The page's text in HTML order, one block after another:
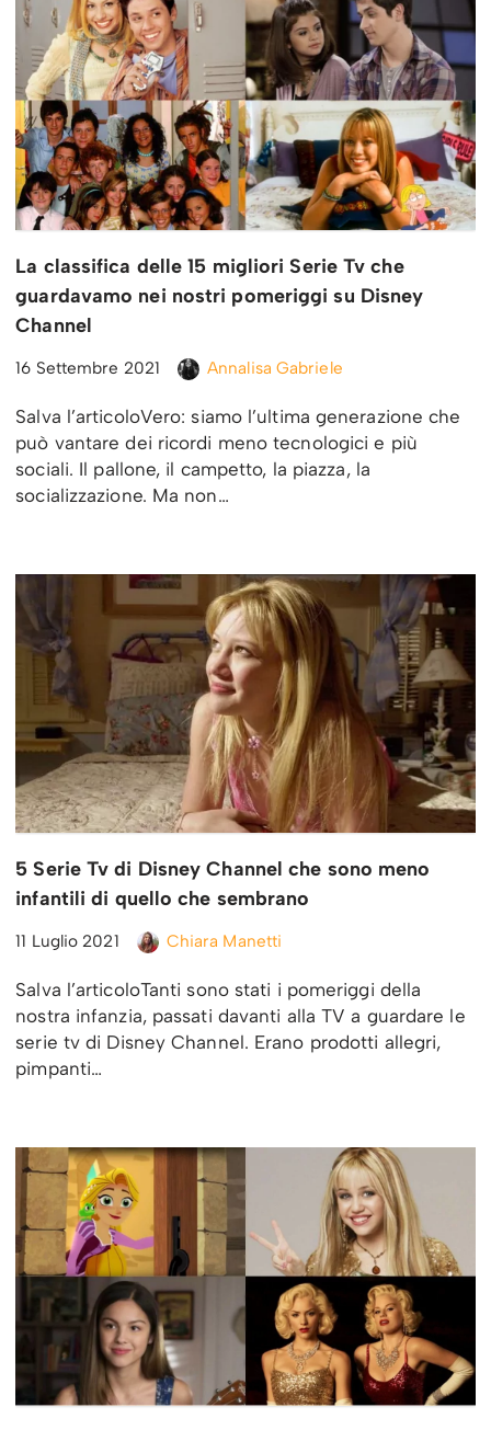
La classifica delle 15 migliori Serie Tv che
guardavamo nei nostri pomeriggi su Disney
Channel
16 Settembre 2021 Annalisa Gabriele
Salva l’articoloVero: siamo l’ultima generazione che
può vantare dei ricordi meno tecnologici e più
sociali. Il pallone, il campetto, la piazza, la
socializzazione. Ma non…
5 Serie Tv di Disney Channel che sono meno
infantili di quello che sembrano
11 Luglio 2021 Chiara Manetti
Salva l’articoloTanti sono stati i pomeriggi della
nostra infanzia, passati davanti alla TV a guardare le
serie tv di Disney Channel. Erano prodotti allegri,
pimpanti…